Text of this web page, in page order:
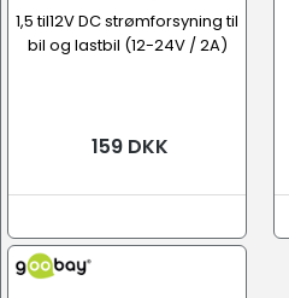
1,5 til12V DC strømforsyning til
bil og lastbil (12-24V / 2A)
159 DKK